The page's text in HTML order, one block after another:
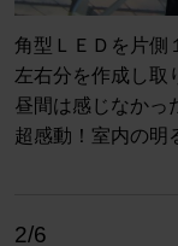
角型ＬＥＤを片側
左右分を作成し取
昼間は感じなかっ
超感動！室内の明
2/6